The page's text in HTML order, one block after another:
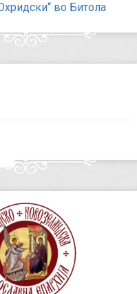
во Битола